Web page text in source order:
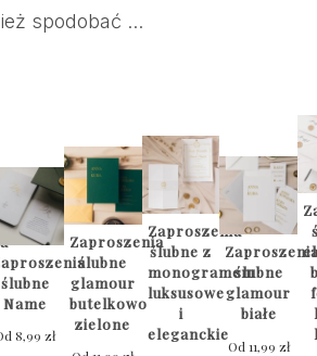
spodobać ...
ślubne
Name
8,99zł
Zaproszenia
ślubne
glamour
butelkowo
zielone
Zaproszenia
ślubne z
monogramem
luksusowe
i
eleganckie
ślubne
glamour
białe
Od 11,99 zł